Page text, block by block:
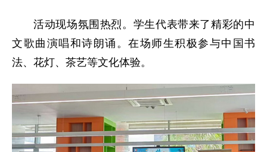
活动现场氛围热烈。学生代表带来了精彩的中
文歌曲演唱和诗朗诵。在场师生积极参与中国书
法、花灯、茶艺等文化体验。